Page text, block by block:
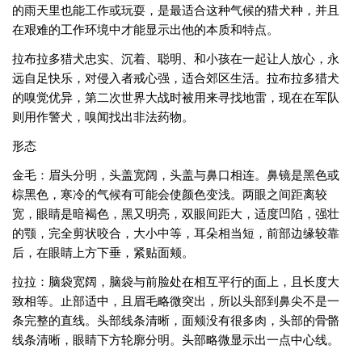
的雨天里也能工作或玩耍，是最适合这种气候的猎犬种，并且
在艰难的工作环境中才能显示出他的本质和特点。
拉布拉多猎犬忠实、沉着、聪明、和小孩在一起让人放心，永
远自足快乐，对侵入者戒心强，适合郊区生活。拉布拉多猎犬
的嗅觉优异，第二次世界大战时被用来寻找地雷，现在在军队
则用作警犬，嗅闻找出非法药物。
形态
金毛：眉头分明，头盖宽阔，头盖与鼻口相连。鼻镜是黑色或
棕黑色，寒冷的气候有可能会使颜色变浅。两眼之间距离较
宽，眼睛是暗褐色，黑又明亮，双眼间距大，适度凹陷，强壮
的颚，完全剪状咬合，大小中等，耳朵相当短，前部边缘较靠
后，在眼睛上方下垂，紧贴面颊。
拉拉：脑袋宽阔，脑袋与前脸处在相互平行的面上，且长度大
致相等。止部适中，且眉毛略微突出，所以头部到鼻尖不是一
条完整的直线。头部线条清晰，面颊没有很多肉，头部的骨骼
线条清晰，眼睛下方轮廓分明。头部略微显示出一点中心线。